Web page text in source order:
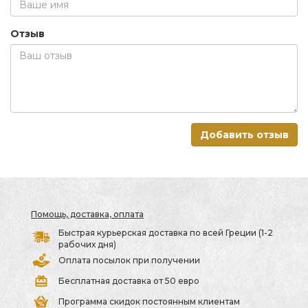
Отзыв
Добавить отзыв
Помощь, доставка, оплата
Быстрая курьерская доставка по всей Греции (1-2
рабочих дня)
Оплата посылок при получении
Бесплатная доставка от 50 евро
Программа скидок постоянным клиентам